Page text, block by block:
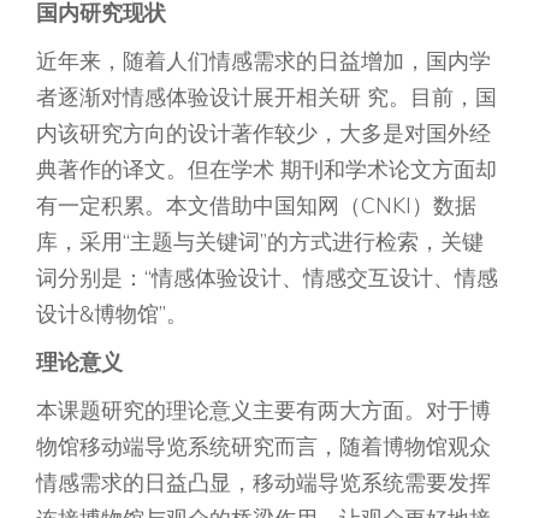
国内研究现状
近年来，随着人们情感需求的日益增加，国内学
者逐渐对情感体验设计展开相关研 究。目前，国
内该研究方向的设计著作较少，大多是对国外经
典著作的译文。但在学术 期刊和学术论文方面却
有一定积累。本文借助中国知网（CNKI）数据
库，采用“主题与关键词”的方式进行检索，关键
词分别是：“情感体验设计、情感交互设计、情感
设计&博物馆”。
理论意义
本课题研究的理论意义主要有两大方面。对于博
物馆移动端导览系统研究而言，随着博物馆观众
情感需求的日益凸显，移动端导览系统需要发挥